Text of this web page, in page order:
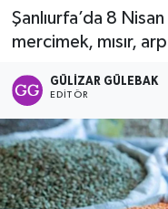
Şanlıurfa’da 8
mercimek, mısır,
GÜLIZAR GÜLEBAK
EDITÖR
Trafik Durumu
Süper Lig Puan
Tüm Manşetler
Son Dakika